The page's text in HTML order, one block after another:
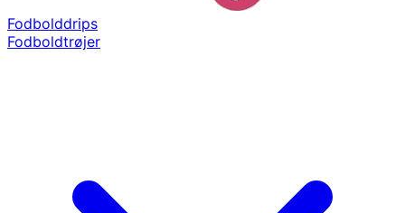
Fodbolddrips
Fodboldtrøjer